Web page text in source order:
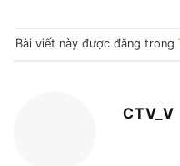
Bài viết này được đăng trong
CTV_V